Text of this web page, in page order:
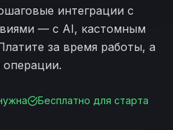
интеграции с
— с AI, кастомным
за время работы, а
операции.
Бесплатно для старта